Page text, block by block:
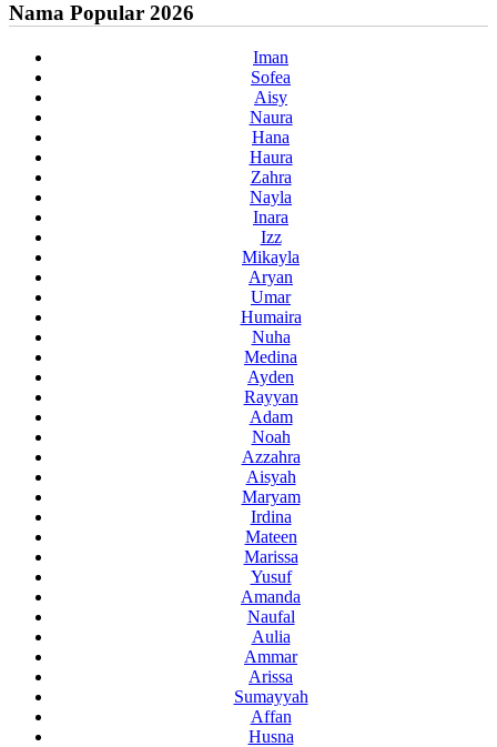
Nama Popular 2026
Iman
Sofea
Aisy
Naura
Hana
Haura
Zahra
Nayla
Inara
Izz
Mikayla
Aryan
Umar
Humaira
Nuha
Medina
Ayden
Rayyan
Adam
Noah
Azzahra
Aisyah
Maryam
Irdina
Mateen
Marissa
Yusuf
Amanda
Naufal
Aulia
Ammar
Arissa
Sumayyah
Affan
Husna